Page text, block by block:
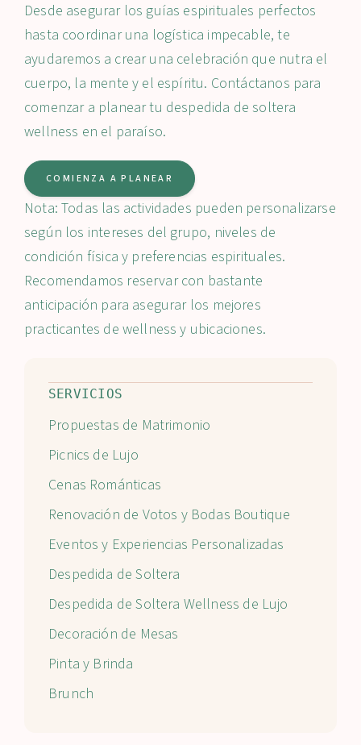
Desde asegurar los guías espirituales perfectos
hasta coordinar una logística impecable, te
ayudaremos a crear una celebración que nutra el
cuerpo, la mente y el espíritu. Contáctanos para
comenzar a planear tu despedida de soltera
wellness en el paraíso.
COMIENZA A PLANEAR
Nota: Todas las actividades pueden personalizarse
según los intereses del grupo, niveles de
condición física y preferencias espirituales.
Recomendamos reservar con bastante
anticipación para asegurar los mejores
practicantes de wellness y ubicaciones.
SERVICIOS
Propuestas de Matrimonio
Picnics de Lujo
Cenas Románticas
Renovación de Votos y Bodas Boutique
Eventos y Experiencias Personalizadas
Despedida de Soltera
Despedida de Soltera Wellness de Lujo
Decoración de Mesas
Pinta y Brinda
Brunch